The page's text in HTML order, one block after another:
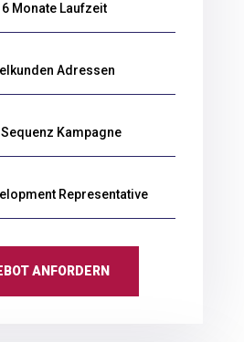
Monate Laufzeit
Adressen
Kampagne
Representative
ANFORDERN